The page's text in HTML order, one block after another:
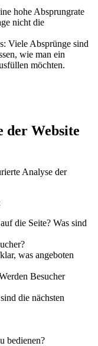
hohe Absprungrate
nicht die
Viele Absprünge sind
wie man ein
möchten.
der Website
Analyse der
die Seite? Was sind
was angeboten
Besucher
die nächsten
bedienen?